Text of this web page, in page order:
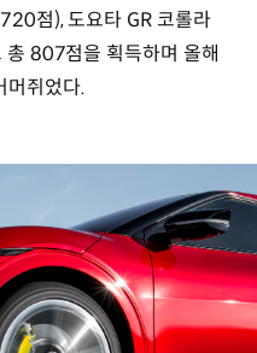
점), 도요타 GR 코롤라
807점을 획득하며 올해
머쥐었다.